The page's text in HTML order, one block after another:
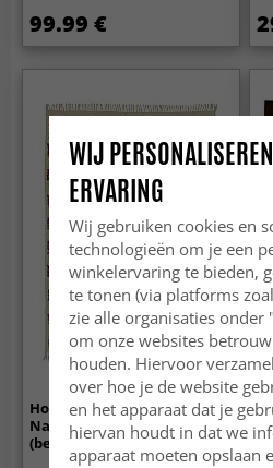
99.99 €
Hoogpolig vloerkleed - Elsey
Natural Cotton Shaggy
(beige/bruin)
WIJ
ERVARING
Wij gebruiken cookies en
technologieën om je een
winkelervaring te bieden,
te tonen (via platforms
zie alle organisaties onder
om onze websites
houden. Hiervoor
over hoe je de website
en het apparaat dat je
hiervan houdt in dat we
apparaat moeten opslaan